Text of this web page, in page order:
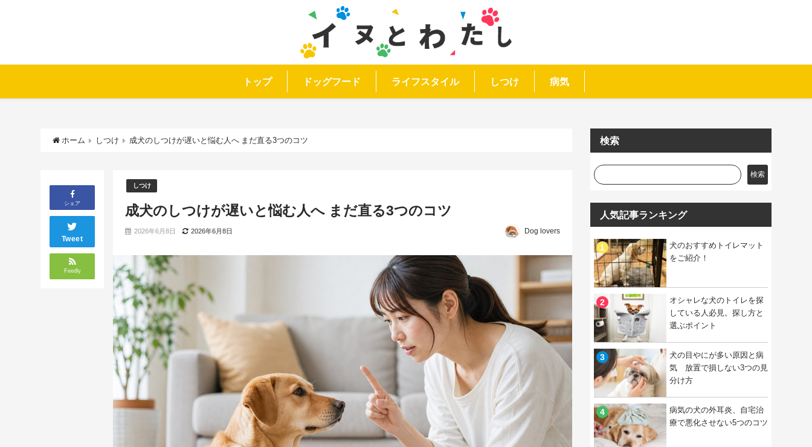
トップ ドッグフード ライフスタイル しつけ 病気
ホーム しつけ 成犬のしつけが遅いと悩む人へ まだ直る3つのコツ
シェア
Tweet
Feedly
しつけ
成犬のしつけが遅いと悩む人へ まだ直る3つのコツ
2026年6月8日 2026年6月8日 Dog lovers
検索
検索
人気記事ランキング
犬のおすすめトイレマット
をご紹介！
オシャレな犬のトイレを探
している人必見。探し方と
選ぶポイント
犬の目やにが多い原因と病
気 放置で損しない3つの見
分け方
病気の犬の外耳炎、自宅治
療で悪化させない5つのコツ